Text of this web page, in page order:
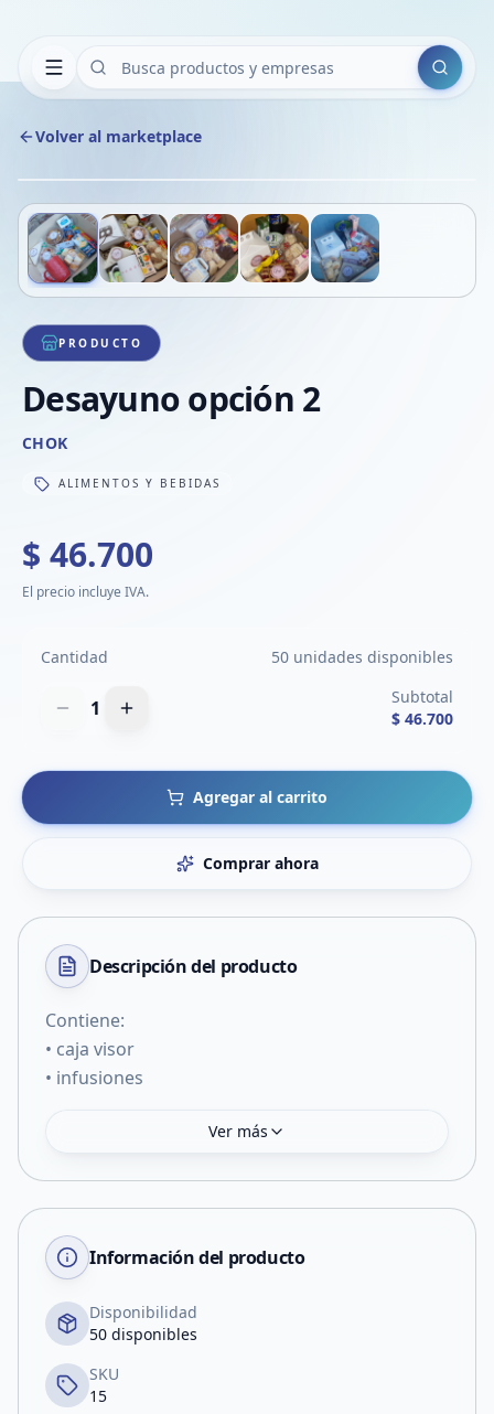
Buscar
Volver al marketplace
1/5
PRODUCTO
Desayuno opción 2
CHOK
ALIMENTOS Y BEBIDAS
$ 46.700
El precio incluye IVA.
Cantidad 50 unidades disponibles
1
Subtotal
$ 46.700
Agregar al carrito
Comprar ahora
Descripción del producto
Contiene:
• caja visor
• infusiones
Ver más
Información del producto
Disponibilidad
50 disponibles
SKU
15